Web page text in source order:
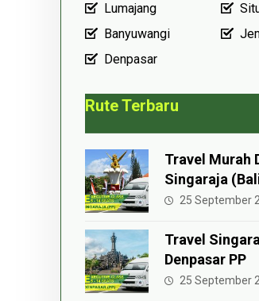
Lumajang
Banyuwangi
Denpasar
Rute Terbaru
Travel Murah
Singaraja
25 September
Travel
Denpasar PP
25 September